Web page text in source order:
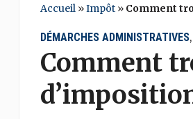
Accueil»Impôt» Comment
DÉMARCHES ADMINISTRATIVES,
Comment